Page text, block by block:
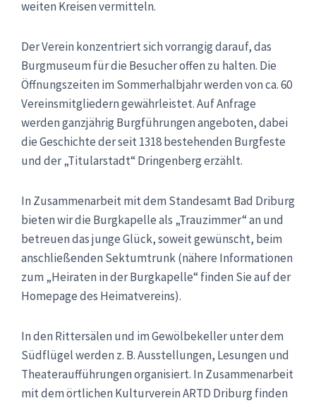
weiten Kreisen vermitteln.
Der Verein konzentriert sich vorrangig darauf, das
Burgmuseum für die Besucher offen zu halten. Die
Öffnungszeiten im Sommerhalbjahr werden von ca. 60
Vereinsmitgliedern gewährleistet. Auf Anfrage
werden ganzjährig Burgführungen angeboten, dabei
die Geschichte der seit 1318 bestehenden Burgfeste
und der „Titularstadt“ Dringenberg erzählt.
In Zusammenarbeit mit dem Standesamt Bad Driburg
bieten wir die Burgkapelle als „Trauzimmer“ an und
betreuen das junge Glück, soweit gewünscht, beim
anschließenden Sektumtrunk (nähere Informationen
zum „Heiraten in der Burgkapelle“ finden Sie auf der
Homepage des Heimatvereins).
In den Rittersälen und im Gewölbekeller unter dem
Südflügel werden z. B. Ausstellungen, Lesungen und
Theateraufführungen organisiert. In Zusammenarbeit
mit dem örtlichen Kulturverein ARTD Driburg finden